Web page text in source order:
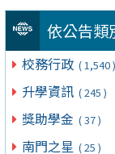
依公告類
校務行政 ( 1,540 )
升學資訊 ( 245 )
獎助學金 ( 37 )
南門之星 ( 25 )